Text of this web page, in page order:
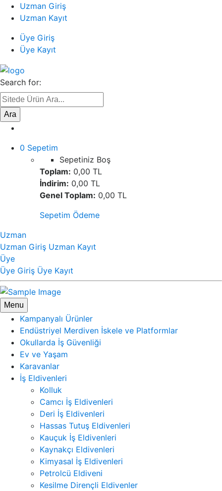
Uzman Giriş
Uzman Kayıt
Üye Giriş
Üye Kayıt
Search for:
Ara
0 Sepetim
Sepetiniz Boş
Toplam: 0,00 TL
İndirim: 0,00 TL
Genel Toplam: 0,00 TL
Sepetim Ödeme
Uzman
Uzman Giriş Uzman Kayıt
Üye
Üye Giriş Üye Kayıt
Menu
Kampanyalı Ürünler
Endüstriyel Merdiven İskele ve Platformlar
Okullarda İş Güvenliği
Ev ve Yaşam
Karavanlar
İş Eldivenleri
Kolluk
Camcı İş Eldivenleri
Deri İş Eldivenleri
Hassas Tutuş Eldivenleri
Kauçuk İş Eldivenleri
Kaynakçı Eldivenleri
Kimyasal İş Eldivenleri
Petrolcü Eldiveni
Kesilme Dirençli Eldivenler